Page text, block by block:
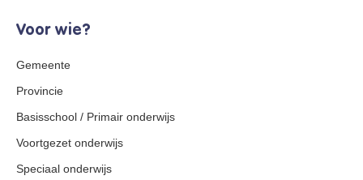
Voor wie?
Gemeente
Provincie
Basisschool / Primair onderwijs
Voortgezet onderwijs
Speciaal onderwijs